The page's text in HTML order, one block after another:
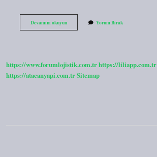
Devamını okuyunSsd
Depolama
Yorum Bırak
https://www.forumlojistik.com.trhttps://liliapp.com.tr
https://atacanyapi.com.trSitemap